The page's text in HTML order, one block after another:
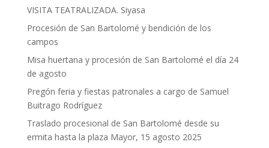
VISITA TEATRALIZADA. Siyasa
Procesión de San Bartolomé y bendición de los
campos
Misa huertana y procesión de San Bartolomé el día 24
de agosto
Pregón feria y fiestas patronales a cargo de Samuel
Buitrago Rodríguez
Traslado procesional de San Bartolomé desde su
ermita hasta la plaza Mayor, 15 agosto 2025